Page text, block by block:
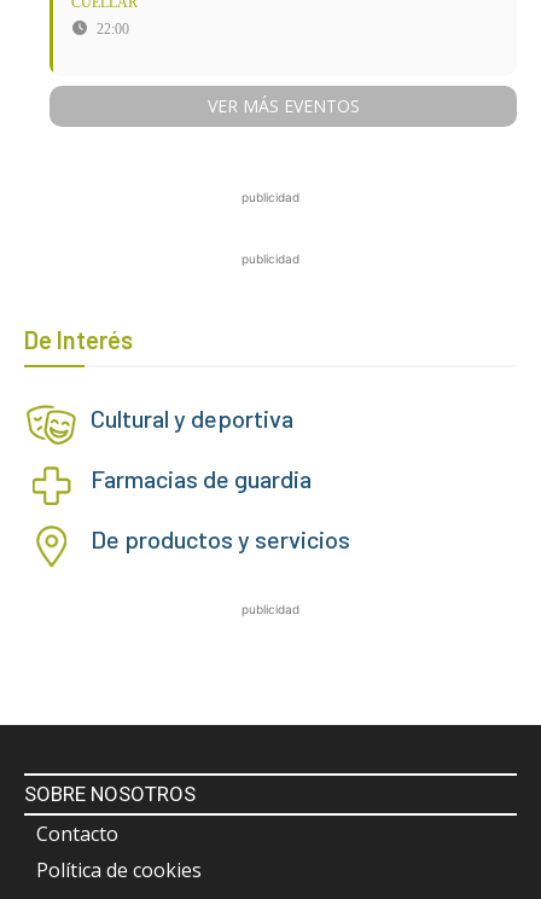
22:00
VER MÁS EVENTOS
publicidad
publicidad
De Interés
Cultural y deportiva
Farmacias de guardia
De productos y servicios
publicidad
SOBRE NOSOTROS
Contacto
Política de cookies